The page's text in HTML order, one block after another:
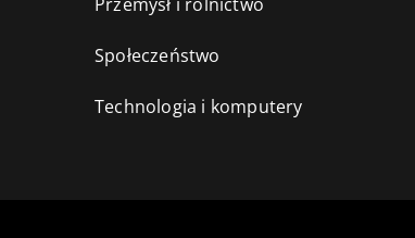
Społeczeństwo
Technologia i komputery